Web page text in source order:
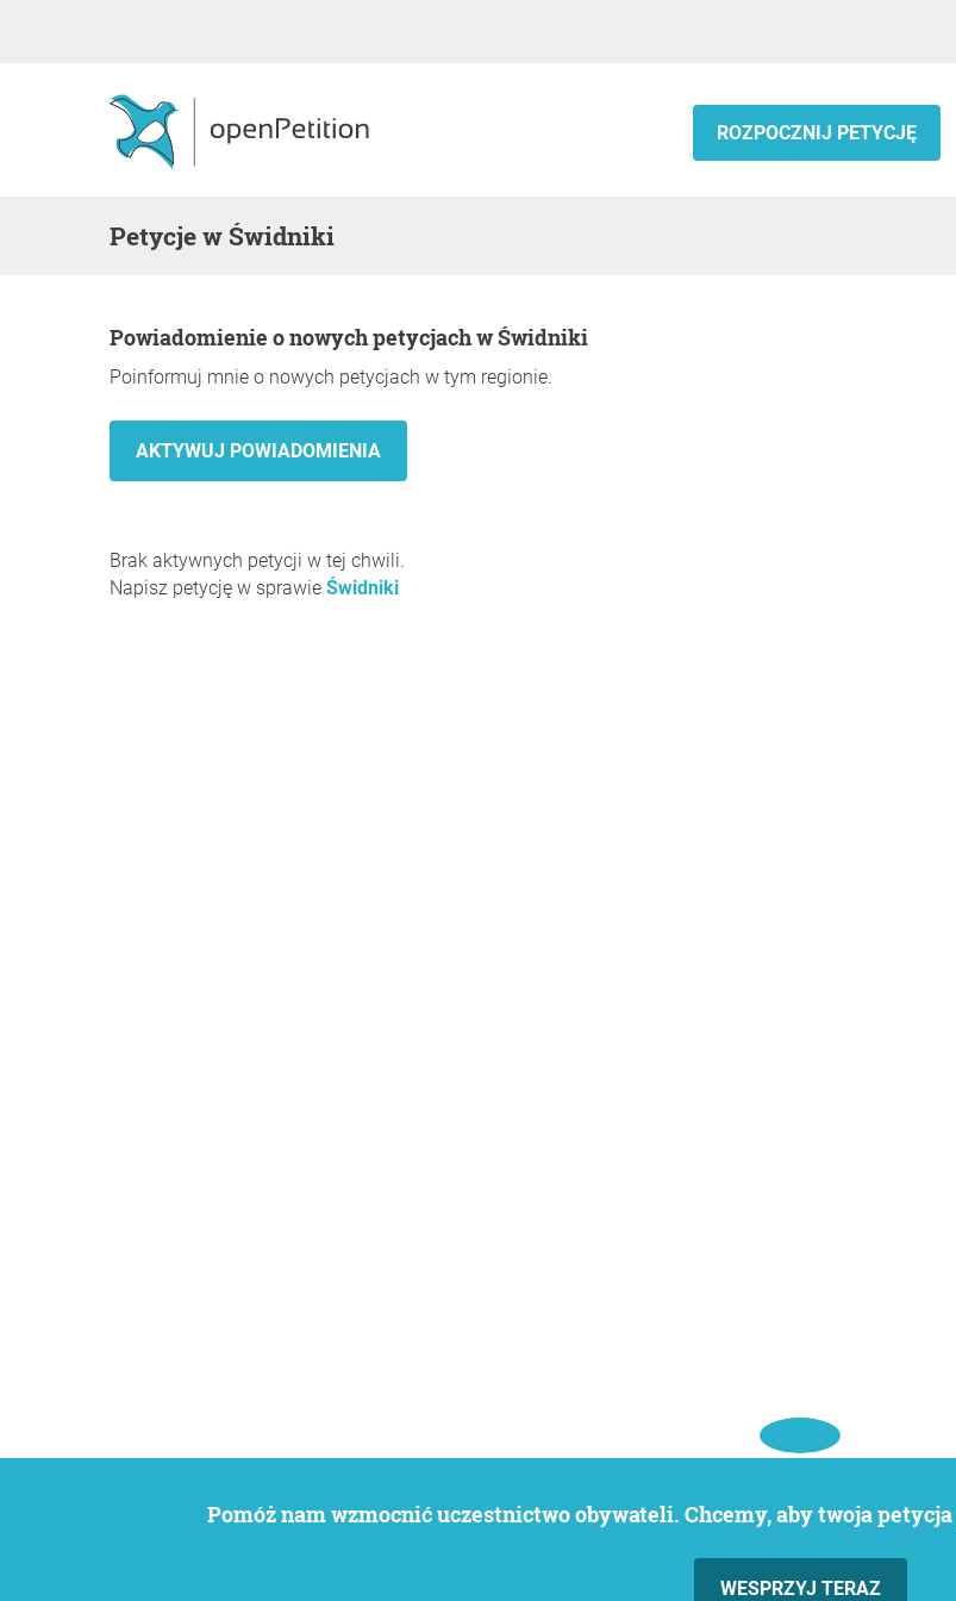
ROZPOCZNIJ PETYCJĘ
Petycje w Świdniki
Powiadomienie o nowych petycjach w Świdniki
Poinformuj mnie o nowych petycjach w tym regionie.
Brak aktywnych petycji w tej chwili.
Napisz petycję w sprawie Świdniki
Pomóż nam wzmocnić uczestnictwo obywateli. Chcemy, aby twoja
WESPRZYJ TERAZ